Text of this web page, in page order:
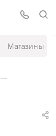
Магазины
—